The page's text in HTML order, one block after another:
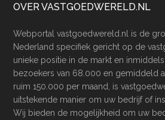
Footer
OVER VASTGOEDWERELD.NL
Webportal vastgoedwereld.nl is de
Nederland specifiek gericht op de
unieke positie in de markt en
bezoekers van 68.000 en gemiddeld
ruim 150.000 per maand, is
uitstekende manier om uw bedrijf of
Wij bieden de mogelijkheid om uw